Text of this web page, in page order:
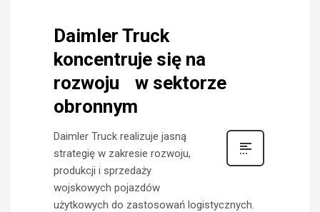
Daimler Truck
koncentruje się na
rozwoju w sektorze
obronnym
Daimler Truck realizuje jasną
strategię w zakresie rozwoju,
produkcji i sprzedaży
wojskowych pojazdów
użytkowych do zastosowań logistycznych.